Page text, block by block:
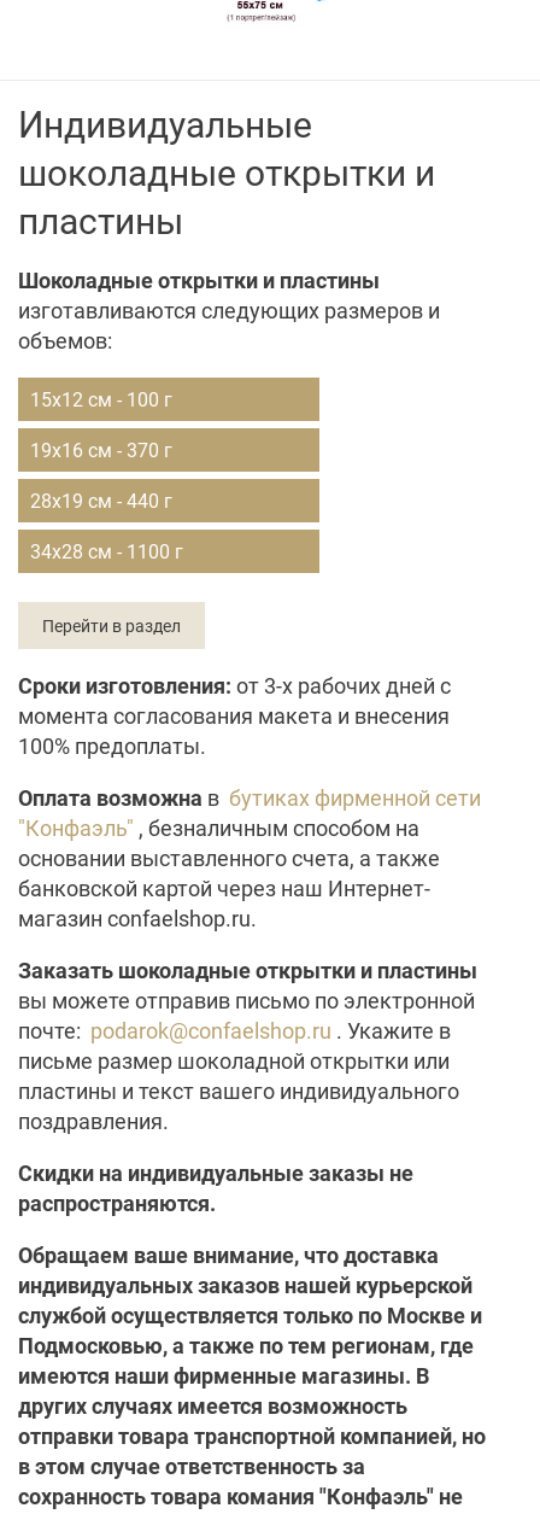
Индивидуальные
шоколадные открытки и
пластины
Шоколадные открытки и пластины
изготавливаются следующих размеров и
объемов:
15х12 см - 100 г
19х16 см - 370 г
28х19 см - 440 г
34х28 см - 1100 г
Перейти в раздел
Сроки изготовления: от 3-х рабочих дней с
момента согласования макета и внесения
100% предоплаты.
Оплата возможна в бутиках фирменной сети
"Конфаэль" , безналичным способом на
основании выставленного счета, а также
банковской картой через наш Интернет-
магазин confaelshop.ru.
Заказать шоколадные открытки и пластины
вы можете отправив письмо по электронной
почте: podarok@confaelshop.ru . Укажите в
письме размер шоколадной открытки или
пластины и текст вашего индивидуального
поздравления.
Скидки на индивидуальные заказы не
распространяются.
Обращаем ваше внимание, что доставка
индивидуальных заказов нашей курьерской
службой осуществляется только по Москве и
Подмосковью, а также по тем регионам, где
имеются наши фирменные магазины. В
других случаях имеется возможность
отправки товара транспортной компанией, но
в этом случае ответственность за
сохранность товара комания "Конфаэль" не